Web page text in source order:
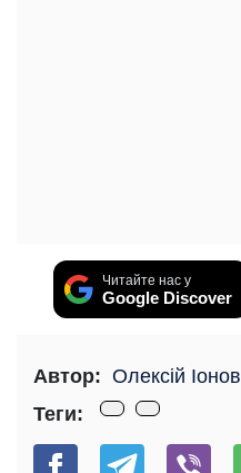
Читайте нас у
Google Discover
Автор: Олексій Іонов
Теги: